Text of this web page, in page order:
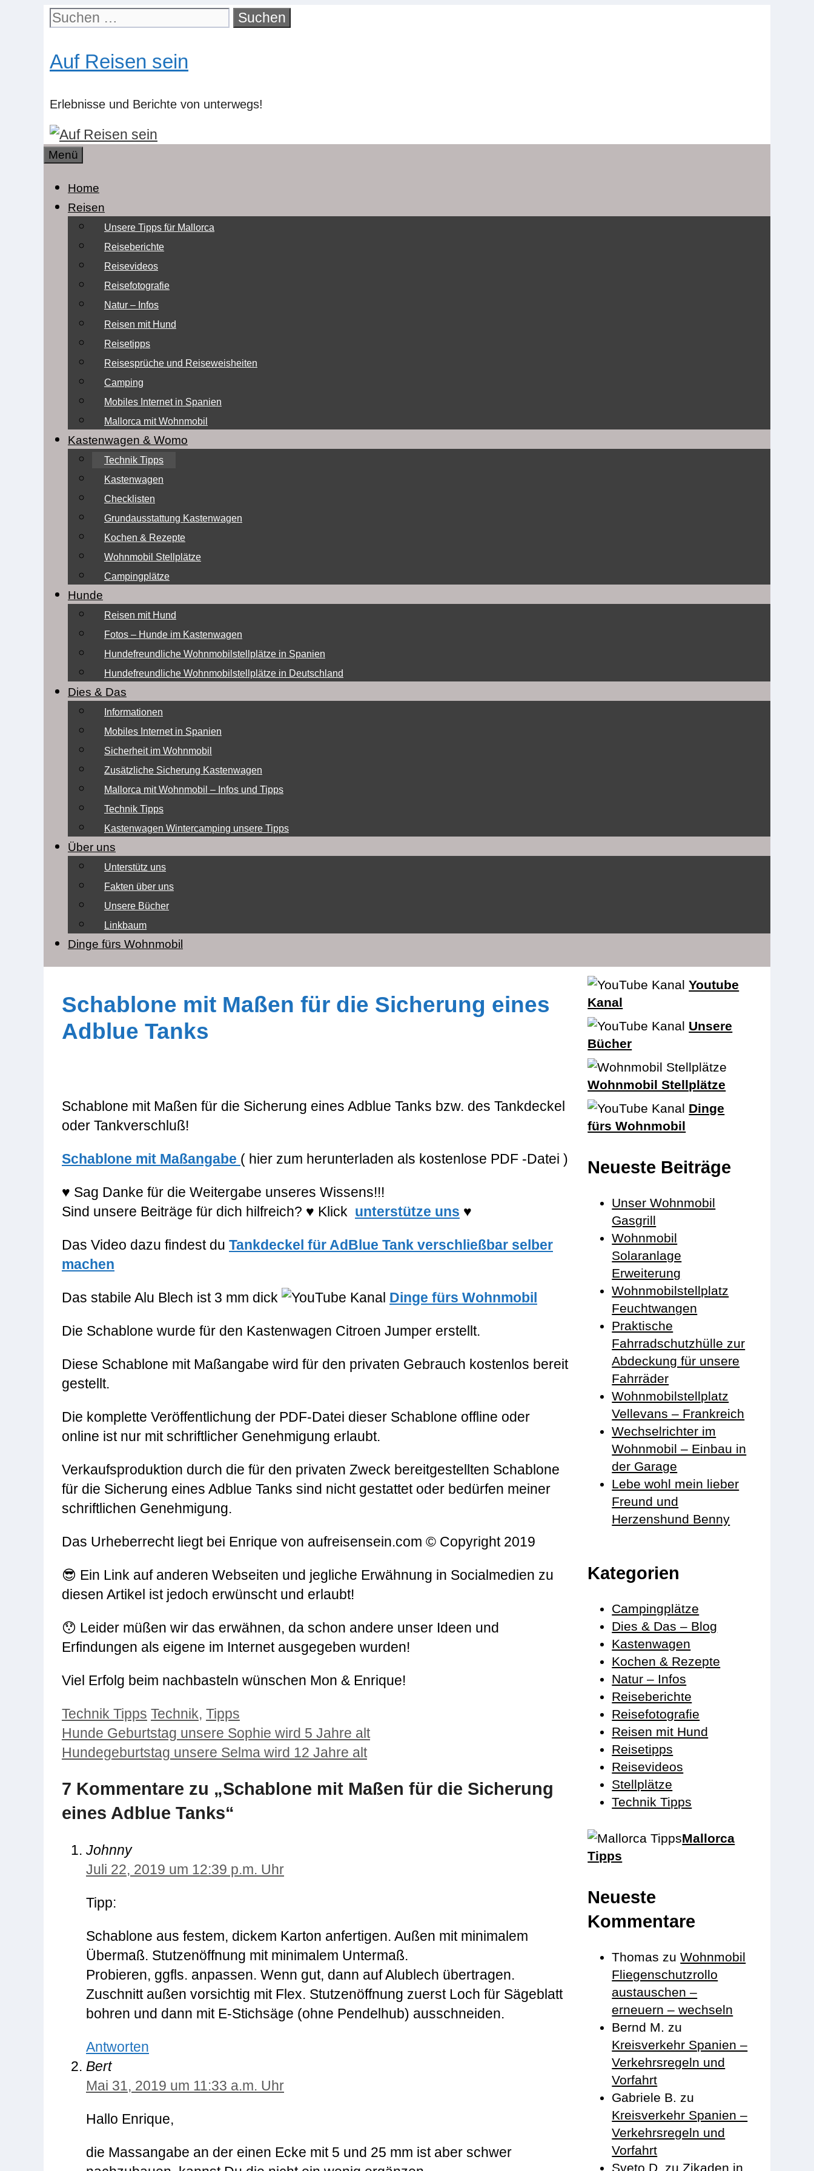
springen
Suchen
Auf Reisen sein
Erlebnisse und Berichte von unterwegs!
Menü
Home
Reisen
Unsere Tipps für Mallorca
Reiseberichte
Reisevideos
Reisefotografie
Natur – Infos
Reisen mit Hund
Reisetipps
Reisesprüche und Reiseweisheiten
Camping
Mobiles Internet in Spanien
Mallorca mit Wohnmobil
Kastenwagen & Womo
Technik Tipps
Kastenwagen
Checklisten
Grundausstattung Kastenwagen
Kochen & Rezepte
Wohnmobil Stellplätze
Campingplätze
Hunde
Reisen mit Hund
Fotos – Hunde im Kastenwagen
Hundefreundliche Wohnmobilstellplätze in Spanien
Hundefreundliche Wohnmobilstellplätze in Deutschland
Dies & Das
Informationen
Mobiles Internet in Spanien
Sicherheit im Wohnmobil
Zusätzliche Sicherung Kastenwagen
Mallorca mit Wohnmobil – Infos und Tipps
Technik Tipps
Kastenwagen Wintercamping unsere Tipps
Über uns
Unterstütz uns
Fakten über uns
Unsere Bücher
Linkbaum
Dinge fürs Wohnmobil
Schablone mit Maßen für die Sicherung eines
Adblue Tanks
Schablone mit Maßen für die Sicherung eines Adblue Tanks bzw. des Tankdeckel
oder Tankverschluß!
Schablone mit Maßangabe ( hier zum herunterladen als kostenlose PDF -Datei )
♥ Sag Danke für die Weitergabe unseres Wissens!!!
Sind unsere Beiträge für dich hilfreich? ♥ Klick unterstütze uns ♥
Das Video dazu findest du Tankdeckel für AdBlue Tank verschließbar selber
machen
Das stabile Alu Blech ist 3 mm dick Dinge fürs Wohnmobil
Die Schablone wurde für den Kastenwagen Citroen Jumper erstellt.
Diese Schablone mit Maßangabe wird für den privaten Gebrauch kostenlos bereit
gestellt.
Die komplette Veröffentlichung der PDF-Datei dieser Schablone offline oder
online ist nur mit schriftlicher Genehmigung erlaubt.
Verkaufsproduktion durch die für den privaten Zweck bereitgestellten Schablone
für die Sicherung eines Adblue Tanks sind nicht gestattet oder bedürfen meiner
schriftlichen Genehmigung.
Das Urheberrecht liegt bei Enrique von aufreisensein.com © Copyright 2019
😎 Ein Link auf anderen Webseiten und jegliche Erwähnung in Socialmedien zu
diesen Artikel ist jedoch erwünscht und erlaubt!
😯 Leider müßen wir das erwähnen, da schon andere unser Ideen und
Erfindungen als eigene im Internet ausgegeben wurden!
Viel Erfolg beim nachbasteln wünschen Mon & Enrique!
Kategorien
Technik Tipps Schlagwörter
Technik, Tipps
Hunde Geburtstag unsere Sophie wird 5 Jahre alt
Hundegeburtstag unsere Selma wird 12 Jahre alt
7 Kommentare zu „Schablone mit Maßen für die Sicherung
eines Adblue Tanks“
Johnny
Juli 22, 2019 um 12:39 p.m. Uhr
Tipp:
Schablone aus festem, dickem Karton anfertigen. Außen mit minimalem
Übermaß. Stutzenöffnung mit minimalem Untermaß.
Probieren, ggfls. anpassen. Wenn gut, dann auf Alublech übertragen.
Zuschnitt außen vorsichtig mit Flex. Stutzenöffnung zuerst Loch für Sägeblatt
bohren und dann mit E-Stichsäge (ohne Pendelhub) ausschneiden.
Antworten
Bert
Mai 31, 2019 um 11:33 a.m. Uhr
Hallo Enrique,
die Massangabe an der einen Ecke mit 5 und 25 mm ist aber schwer
Youtube
Kanal
Unsere
Bücher
Wohnmobil Stellplätze
Dinge
fürs Wohnmobil
Neueste Beiträge
Unser Wohnmobil
Gasgrill
Wohnmobil
Solaranlage
Erweiterung
Wohnmobilstellplatz
Feuchtwangen
Praktische
Fahrradschutzhülle zur
Abdeckung für unsere
Fahrräder
Wohnmobilstellplatz
Vellevans – Frankreich
Wechselrichter im
Wohnmobil – Einbau in
der Garage
Lebe wohl mein lieber
Freund und
Herzenshund Benny
Kategorien
Campingplätze
Dies & Das – Blog
Kastenwagen
Kochen & Rezepte
Natur – Infos
Reiseberichte
Reisefotografie
Reisen mit Hund
Reisetipps
Reisevideos
Stellplätze
Technik Tipps
Mallorca
Tipps
Neueste
Kommentare
Thomas zuWohnmobil
Fliegenschutzrollo
austauschen –
erneuern – wechseln
Bernd M. zu
Kreisverkehr Spanien –
Verkehrsregeln und
Vorfahrt
Gabriele B. zu
Kreisverkehr Spanien –
Verkehrsregeln und
Vorfahrt
Sveto D. zu Zikaden in